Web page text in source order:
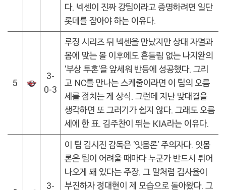
다. 넥센이 진짜 강팀이라고 증명하려면 일단
롯데를 잡아야 하는 이유다.
5
3-
0-3
루징 시리즈 뒤 넥센을 만났지만 상대 자멸과
몸에 맞는 볼 이후에도 흔들림 없는 나지완의
'부상 투혼'을 앞세워 반등에 성공했다. 그리
고 NC를 만나는 스케줄이라면 이 팀의 오름
세를 점치는 게 상식. 그런데 지난 맞대결을
생각하면 또 그러기가 쉽지 않다. 그래도 오름
세에 한 표. 김주찬이 뛰는 KIA라는 이유다.
3-
이 팀 김시진 감독은 '잇몸론' 주의자다. 잇몸
론은 팀이 어려울 때마다 누군가 반드시 튀어
나오게 돼 있다는 주장. 그 말처럼 김사율이
부진하자 정대현이 제 모습으로 돌아왔다. 그